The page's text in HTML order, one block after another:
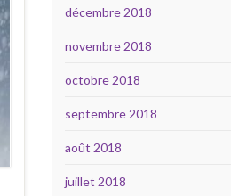
décembre 2018
novembre 2018
octobre 2018
septembre 2018
août 2018
juillet 2018